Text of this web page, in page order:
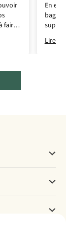
faire
En
en
Lire la